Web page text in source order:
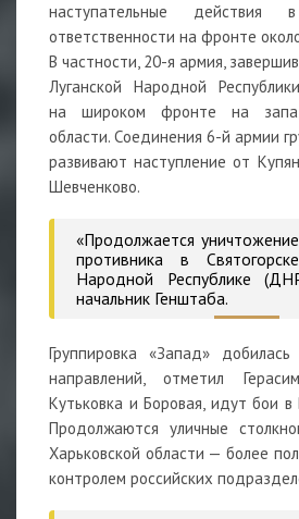
наступательные действия
ответственности на фронте
В частности, 20-я армия,
Луганской Народной
на широком фронте на
области. Соединения 6-й армии
развивают наступление от
Шевченково.
«Продолжается
противника в
Народной Республике
начальник Генштаба.
Группировка «Запад»
направлений, отметил
Кутьковка и Боровая, идут бои
Продолжаются уличные
Харьковской области — более
контролем российских